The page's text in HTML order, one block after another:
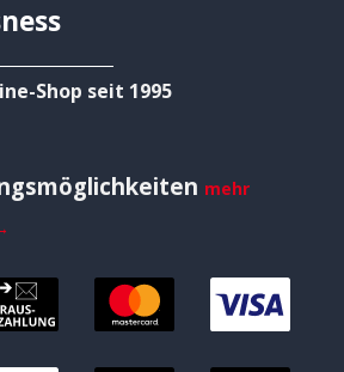
Shop seit 1995
mehr